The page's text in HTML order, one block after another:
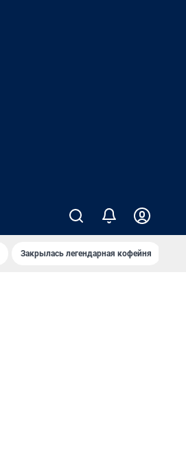
Закрылась легендарная кофейня